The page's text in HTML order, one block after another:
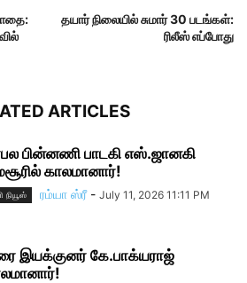
தயார் நிலையில் சுமார் 30 படங்கள்:
ரிலீஸ் எப்போது
ARTICLES
பின்னணி பாடகி எஸ்.ஜானகி
காலமானார்!
நியூஸ் ரம்யா ஸ்ரீ - July 11, 2026 11:11 PM
இயக்குனர் கே.பாக்யராஜ்